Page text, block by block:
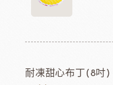
耐凍甜心布丁(8吋)